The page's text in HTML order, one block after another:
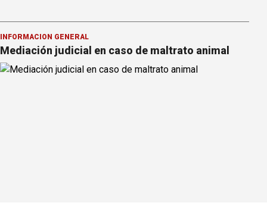
INFORMACION GENERAL
Mediación judicial en caso de maltrato animal